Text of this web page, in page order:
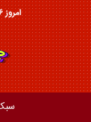
امروز Tuesday 17 February 2026